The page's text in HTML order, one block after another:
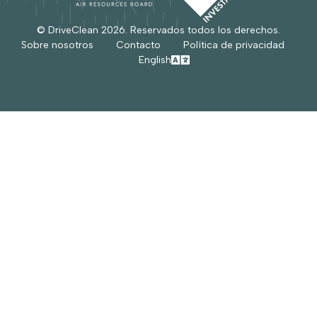
© DriveClean 2026. Reservados todos los derechos.
Sobre nosotros
Contacto
Política de privacidad
English